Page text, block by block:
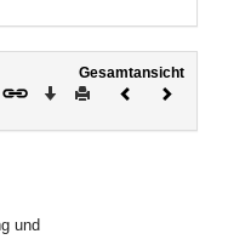
Gesamtansicht
Download
DruckenVorheriges
und